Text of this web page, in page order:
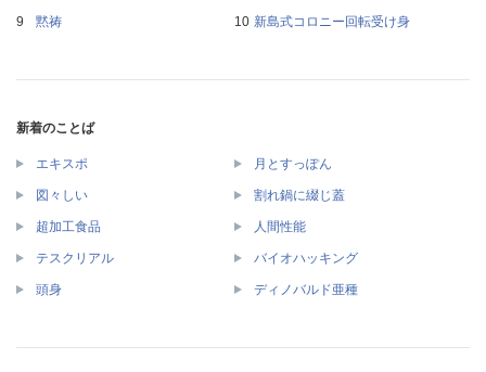
黙祷
新島式コロニー回転受け身
新着のことば
エキスポ 月とすっぽん
図々しい 割れ鍋に綴じ蓋
超加工食品 人間性能
テスクリアル バイオハッキング
頭身 ディノバルド亜種